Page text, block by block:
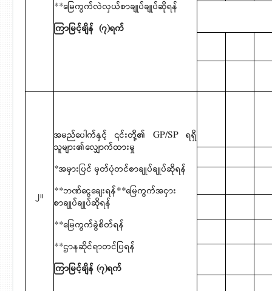
**မြေကွက်လဲလှယ်စာချုပ်ချုပ်ဆိုရန်
ကြာမြင့်ချိန် (၇)ရက်
၂။
အမည်ပေါက်နှင့် ၎င်းတို့၏ GP/SP ရရှိ
သူများ၏လျှောက်ထားမှု
*အမှားပြင် မှတ်ပုံတင်စာချုပ်ချုပ်ဆိုရန်
**ဘဏ်ငွေချေးရန်**မြေကွက်အငှား
စာချုပ်ချုပ်ဆိုရန်
**မြေကွက်ခွဲစိတ်ရန်
**ဌာနဆိုင်ရာတင်ပြရန်
ကြာမြင့်ချိန် (၇)ရက်